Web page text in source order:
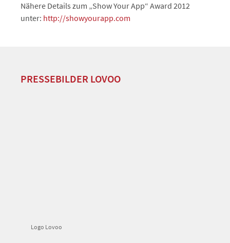
Nähere Details zum „Show Your App“ Award 2012
unter: http://showyourapp.com
PRESSEBILDER LOVOO
Logo Lovoo